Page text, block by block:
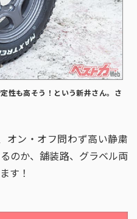
性も高そう！という新井さん。さ
オン・オフ問わず高い静粛
のか、舗装路、グラベル両
す！